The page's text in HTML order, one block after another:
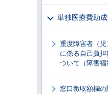
単独医療費助
重度障害者（
に係る自己負
ついて（障害福
窓口徴収額欄